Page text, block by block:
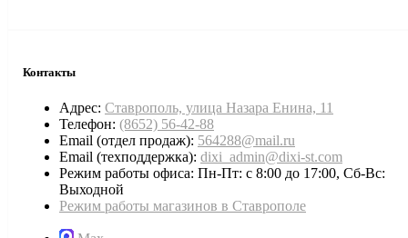
Контакты
Адрес: Ставрополь, улица Назара Енина, 11
Телефон: (8652) 56-42-88
Email (отдел продаж): 564288@mail.ru
Email (техподдержка): dixi_admin@dixi-st.com
Режим работы офиса: Пн-Пт: с 8:00 до 17:00, Сб-Вс:
Выходной
Режим работы магазинов в Ставрополе